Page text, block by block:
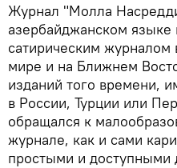
Журнал "Молла
азербайджанском языке
сатирическим
мире и на Ближнем
изданий того времени,
в России, Турции или
обращался к
журнале, как и сами
простыми и доступными